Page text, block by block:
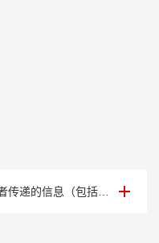
网页设计，是根据企业希望向浏览者传递的信息（包括产品、服务、理念、文化），进行网···